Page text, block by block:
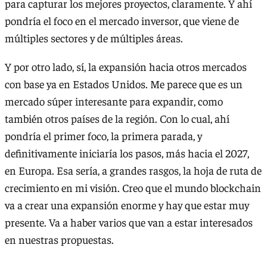
para capturar los mejores proyectos, claramente. Y ahí
pondría el foco en el mercado inversor, que viene de
múltiples sectores y de múltiples áreas.
Y por otro lado, sí, la expansión hacia otros mercados
con base ya en Estados Unidos. Me parece que es un
mercado súper interesante para expandir, como
también otros países de la región. Con lo cual, ahí
pondría el primer foco, la primera parada, y
definitivamente iniciaría los pasos, más hacia el 2027,
en Europa. Esa sería, a grandes rasgos, la hoja de ruta de
crecimiento en mi visión. Creo que el mundo blockchain
va a crear una expansión enorme y hay que estar muy
presente. Va a haber varios que van a estar interesados
en nuestras propuestas.